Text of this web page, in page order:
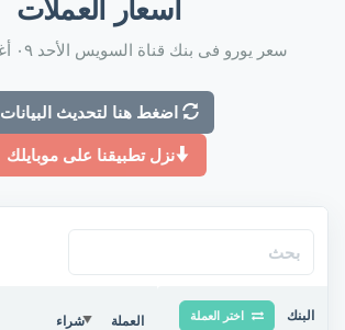
أسعار العملات
سعر يورو فى بنك قناة السويس الأحد ٠٩ أغسطس ٢٠٢٦
اضغط هنا لتحديث البيانات
نزل تطبيقنا على موبايلك
البنك اختر العملة العملة شراء